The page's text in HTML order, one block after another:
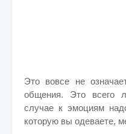
Это вовсе не
общения. Это всего
случае к эмоциям
которую вы одеваете,